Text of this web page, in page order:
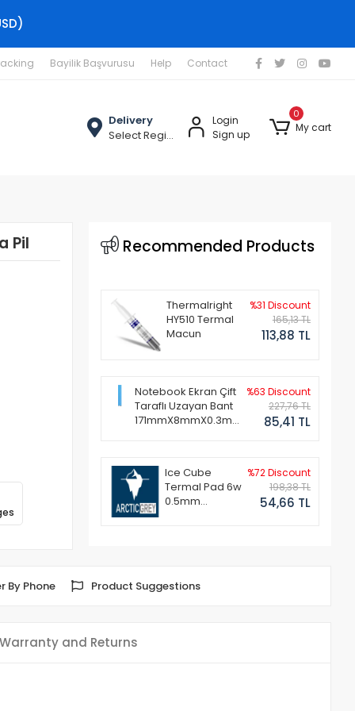
Bayilik Başvurusu Help Contact
Delivery
Select Region
Login
Sign up
0
My cart
Pil Recommended Products
Thermalright
HY510 Termal
Macun
%31 Discount
165,13 TL
113,88 TL
Notebook Ekran Çift
Taraflı Uzayan Bant
171mmX8mmX0.3mm
%63 Discount
227,76 TL
85,41 TL
Ice Cube
Termal Pad 6w
0.5mm
%72 Discount
198,38 TL
54,66 TL
By Phone Product Suggestions
Warranty and Returns